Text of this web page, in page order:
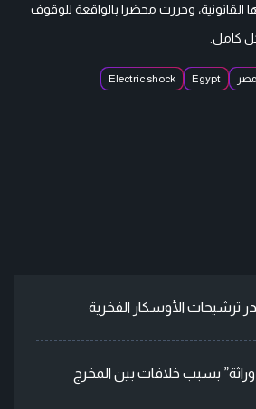
القانونية، وحررت محضرا بالواقعة للوقوف
كامل.
مصر Egypt
Electric shock
ترشيحات الأوسكار الفخرية
بسبب خلافات بين المخرج